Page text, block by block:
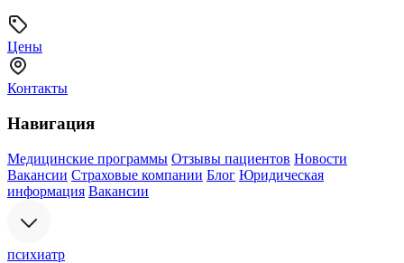
Цены
Контакты
Навигация
Медицинские программы Отзывы пациентов Новости
Вакансии Страховые компании Блог Юридическая
информация Вакансии
психиатр